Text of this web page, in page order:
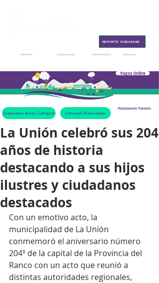
Pagos Online
Ordenanza Acoso Callejero Concejos Municipales
Fiscalización Tránsito
REPORTE CIUDADANO
La Unión celebró sus 204
años de historia
destacando a sus hijos
ilustres y ciudadanos
destacados
Con un emotivo acto, la
municipalidad de La Unión
conmemoró el aniversario número
204º de la capital de la Provincia del
Ranco con un acto que reunió a
distintas autoridades regionales,